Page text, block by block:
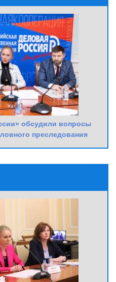
обсудили вопросы
преследования